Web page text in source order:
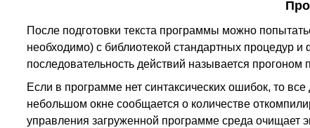
После подготовки текста программы можно
необходимо) с библиотекой стандартных процедур
последовательность действий называется
Если в программе нет синтаксических ошибок, то
небольшом окне сообщается о количестве
управления загруженной программе среда очищает